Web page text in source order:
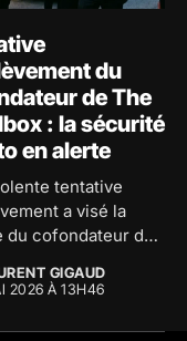
du
de The
: la sécurité
en alerte
tentative
a visé la
du cofondateur de
GIGAUD
2026 À 13H46